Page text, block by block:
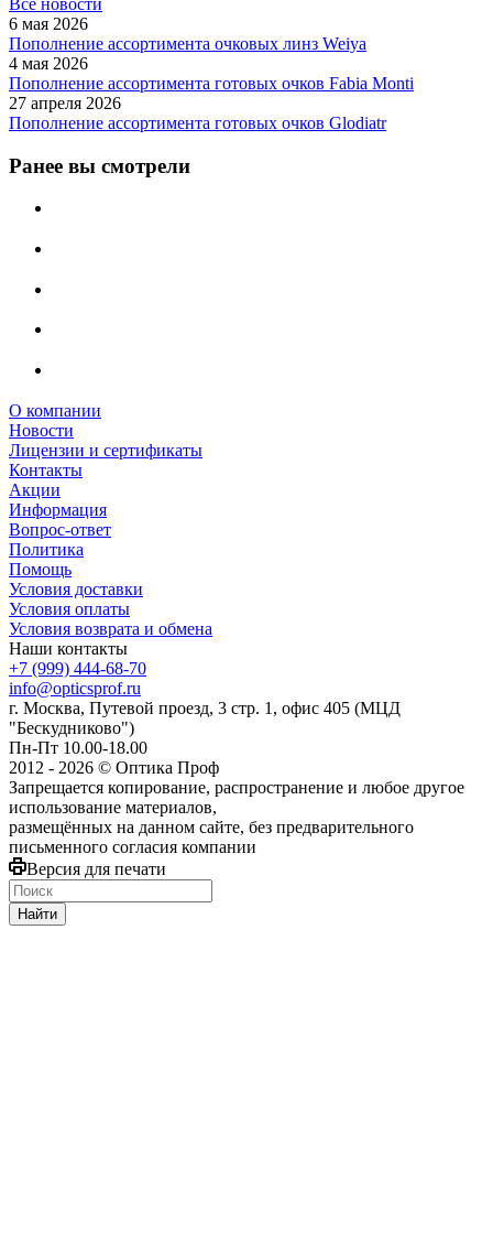
6 мая 2026
Пополнение ассортимента очковых линз Weiya
4 мая 2026
Пополнение ассортимента готовых очков Fabia Monti
27 апреля 2026
Пополнение ассортимента готовых очков Glodiatr
Ранее вы смотрели
О компании
Новости
Лицензии и сертификаты
Контакты
Акции
Информация
Вопрос-ответ
Политика
Помощь
Условия доставки
Условия оплаты
Условия возврата и обмена
Наши контакты
+7 (999) 444-68-70
info@opticsprof.ru
г. Москва, Путевой проезд, 3 стр. 1, офис 405 (МЦД
"Бескудниково")
Пн-Пт 10.00-18.00
2012 - 2026 © Оптика Проф
Запрещается копирование, распространение и любое другое
использование материалов,
размещённых на данном сайте, без предварительного
письменного согласия компании
Версия для печати
Найти